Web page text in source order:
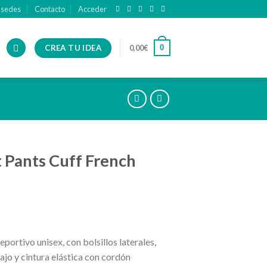
Contacto Acceder
CREA TU IDEA 0,00€ 0
Pants Cuff French
unisex, con bolsillos laterales,
y cintura elástica con cordón